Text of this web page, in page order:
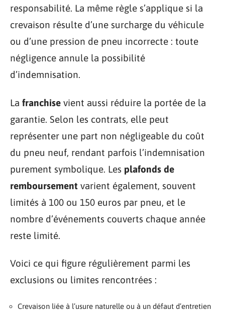
responsabilité. La même règle s’applique si la
crevaison résulte d’une surcharge du véhicule
ou d’une pression de pneu incorrecte : toute
négligence annule la possibilité
d’indemnisation.
La franchise vient aussi réduire la portée de la
garantie. Selon les contrats, elle peut
représenter une part non négligeable du coût
du pneu neuf, rendant parfois l’indemnisation
purement symbolique. Les plafonds de
remboursement varient également, souvent
limités à 100 ou 150 euros par pneu, et le
nombre d’événements couverts chaque année
reste limité.
Voici ce qui figure régulièrement parmi les
exclusions ou limites rencontrées :
Crevaison liée à l’usure naturelle ou à un défaut d’entretien